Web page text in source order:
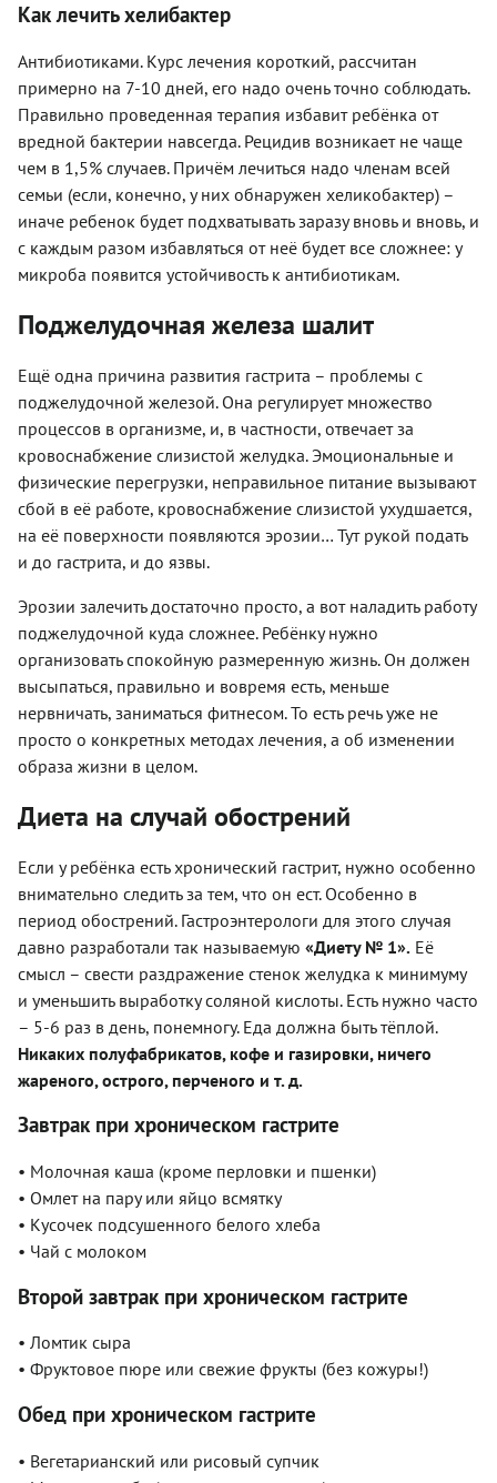
Как лечить хелибактер
Антибиотиками. Курс лечения короткий, рассчитан
примерно на 7-10 дней, его надо очень точно соблюдать.
Правильно проведенная терапия избавит ребёнка от
вредной бактерии навсегда. Рецидив возникает не чаще
чем в 1,5% случаев. Причём лечиться надо членам всей
семьи (если, конечно, у них обнаружен хеликобактер) –
иначе ребенок будет подхватывать заразу вновь и вновь, и
с каждым разом избавляться от неё будет все сложнее: у
микроба появится устойчивость к антибиотикам.
Поджелудочная железа шалит
Ещё одна причина развития гастрита – проблемы с
поджелудочной железой. Она регулирует множество
процессов в организме, и, в частности, отвечает за
кровоснабжение слизистой желудка. Эмоциональные и
физические перегрузки, неправильное питание вызывают
сбой в её работе, кровоснабжение слизистой ухудшается,
на её поверхности появляются эрозии… Тут рукой подать
и до гастрита, и до язвы.
Эрозии залечить достаточно просто, а вот наладить работу
поджелудочной куда сложнее. Ребёнку нужно
организовать спокойную размеренную жизнь. Он должен
высыпаться, правильно и вовремя есть, меньше
нервничать, заниматься фитнесом. То есть речь уже не
просто о конкретных методах лечения, а об изменении
образа жизни в целом.
Диета на случай обострений
Если у ребёнка есть хронический гастрит, нужно особенно
внимательно следить за тем, что он ест. Особенно в
период обострений. Гастроэнтерологи для этого случая
давно разработали так называемую «Диету № 1». Её
смысл – свести раздражение стенок желудка к минимуму
и уменьшить выработку соляной кислоты. Есть нужно часто
– 5-6 раз в день, понемногу. Еда должна быть тёплой.
Никаких полуфабрикатов, кофе и газировки, ничего
жареного, острого, перченого и т. д.
Завтрак при хроническом гастрите
• Молочная каша (кроме перловки и пшенки)
• Омлет на пару или яйцо всмятку
• Кусочек подсушенного белого хлеба
• Чай с молоком
Второй завтрак при хроническом гастрите
• Ломтик сыра
• Фруктовое пюре или свежие фрукты (без кожуры!)
Обед при хроническом гастрите
• Вегетарианский или рисовый супчик